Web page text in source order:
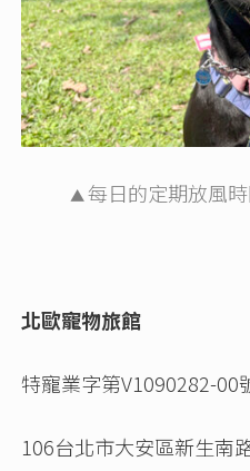
▲ 每日的定期放風
北歐寵物旅館
特寵業字第V1090282-00
106台北市大安區新生南